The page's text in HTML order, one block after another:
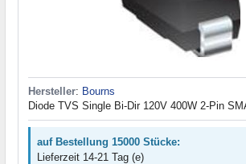
Hersteller: Bourns
Diode TVS Single Bi-Dir 120V 400W 2-Pin
auf Bestellung 15000 Stücke:
Lieferzeit 14-21 Tag (e)